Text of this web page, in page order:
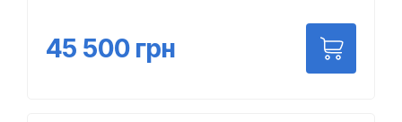
45 500 грн